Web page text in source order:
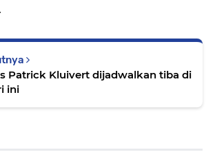
Patrick Kluivert dijadwalkan tiba di
ini